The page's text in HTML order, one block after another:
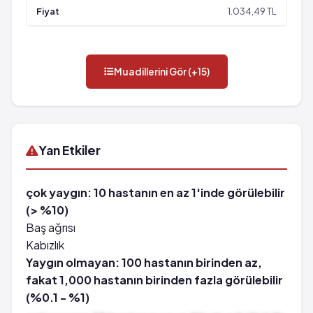
1.034,49 TL
Muadillerini Gör (+15)
Yan Etkiler
çok yaygın: 10 hastanın en az 1'inde görülebilir
(> %10)
Baş ağrısı
Kabızlık
Yaygın olmayan: 100 hastanın birinden az,
fakat 1,000 hastanın birinden fazla görülebilir
(%0.1 - %1)